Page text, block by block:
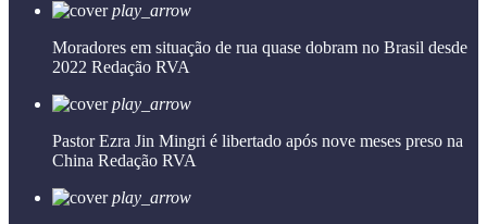
play_arrow
Moradores em situação de rua quase dobram no Brasil desde
2022 Redação RVA
play_arrow
Pastor Ezra Jin Mingri é libertado após nove meses preso na
China Redação RVA
play_arrow